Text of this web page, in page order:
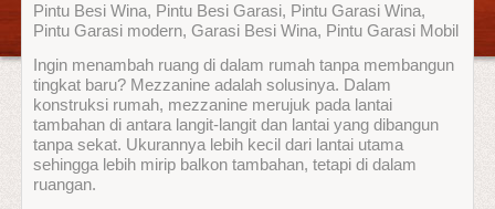
Pintu Besi Wina, Pintu Besi Garasi, Pintu Garasi Wina,
Pintu Garasi modern, Garasi Besi Wina, Pintu Garasi Mobil
Ingin menambah ruang di dalam rumah tanpa membangun
tingkat baru? Mezzanine adalah solusinya. Dalam
konstruksi rumah, mezzanine merujuk pada lantai
tambahan di antara langit-langit dan lantai yang dibangun
tanpa sekat. Ukurannya lebih kecil dari lantai utama
sehingga lebih mirip balkon tambahan, tetapi di dalam
ruangan.